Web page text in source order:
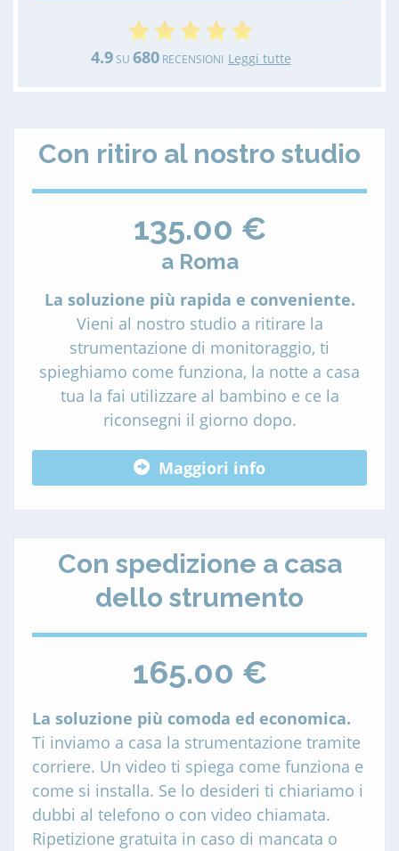
4.9SU 680RECENSIONI Leggi tutte
Con ritiro al nostro studio
135.00 €
a Roma
La soluzione più rapida e conveniente.
Vieni al nostro studio a ritirare la
strumentazione di monitoraggio, ti
spieghiamo come funziona, la notte a casa
tua la fai utilizzare al bambino e ce la
riconsegni il giorno dopo.
Maggiori info
Con spedizione a casa
dello strumento
165.00 €
La soluzione più comoda ed economica.
Ti inviamo a casa la strumentazione tramite
corriere. Un video ti spiega come funziona e
come si installa. Se lo desideri ti chiariamo i
dubbi al telefono o con video chiamata.
Ripetizione gratuita in caso di mancata o